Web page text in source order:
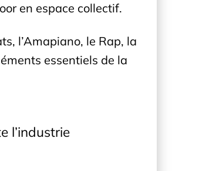
en espace collectif.
l’Amapiano, le Rap, la
essentiels de la
l’industrie